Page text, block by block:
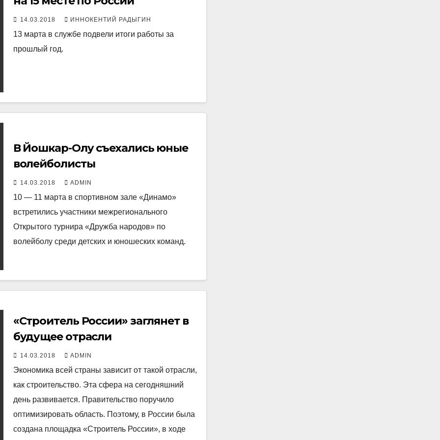
14.03.2018 ИННОКЕНТИЙ РАДЫГИН
13 марта в службе подвели итоги работы за
прошлый год.
В Йошкар-Олу съехались юные
волейболисты
14.03.2018 ADMIN
10 — 11 марта в спортивном зале «Динамо»
встретились участники межрегионального
Открытого турнира «Дружба народов» по
волейболу среди детских и юношеских команд.
«Строитель России» заглянет в
будущее отрасли
14.03.2018 ADMIN
Экономика всей страны зависит от такой отрасли,
как строительство. Эта сфера на сегодняшний
день развивается. Правительство поручило
оптимизировать область. Поэтому, в России была
создана площадка «Строитель России», в ходе